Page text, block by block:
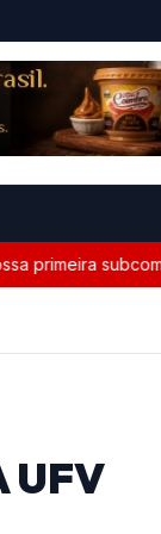
UFV